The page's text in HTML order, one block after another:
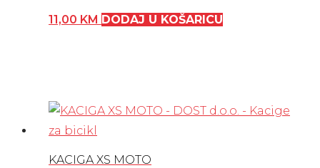
11,00 KM DODAJ U KOŠARICU
KACIGA XS MOTO